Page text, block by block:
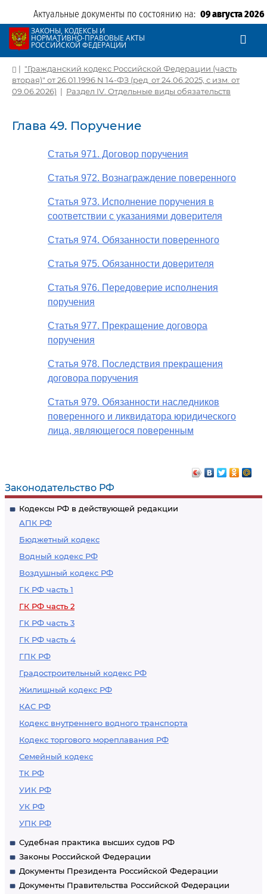
Актуальные документы по состоянию на: 09 августа 2026
ЗАКОНЫ, КОДЕКСЫ И
НОРМАТИВНО-ПРАВОВЫЕ АКТЫ
РОССИЙСКОЙ ФЕДЕРАЦИИ
Законодательство РФ
Кодексы РФ в действующей редакции
АПК РФ
Бюджетный кодекс
Водный кодекс РФ
Воздушный кодекс РФ
ГК РФ часть 1
ГК РФ часть 2
ГК РФ часть 3
ГК РФ часть 4
ГПК РФ
Градостроительный кодекс РФ
Жилищный кодекс РФ
КАС РФ
Кодекс внутреннего водного транспорта
Кодекс торгового мореплавания РФ
Семейный кодекс
ТК РФ
УИК РФ
УК РФ
УПК РФ
Судебная практика высших судов РФ
Законы Российской Федерации
Документы Президента Российской Федерации
Документы Правительства Российской Федерации
| "Гражданский кодекс Российской Федерации (часть
вторая)" от 26.01.1996 N 14-ФЗ (ред. от 24.06.2025, с изм. от
09.06.2026) | Раздел IV. Отдельные виды обязательств
Глава 49. Поручение
Статья 971. Договор поручения
Статья 972. Вознаграждение поверенного
Статья 973. Исполнение поручения в
соответствии с указаниями доверителя
Статья 974. Обязанности поверенного
Статья 975. Обязанности доверителя
Статья 976. Передоверие исполнения
поручения
Статья 977. Прекращение договора
поручения
Статья 978. Последствия прекращения
договора поручения
Статья 979. Обязанности наследников
поверенного и ликвидатора юридического
лица, являющегося поверенным